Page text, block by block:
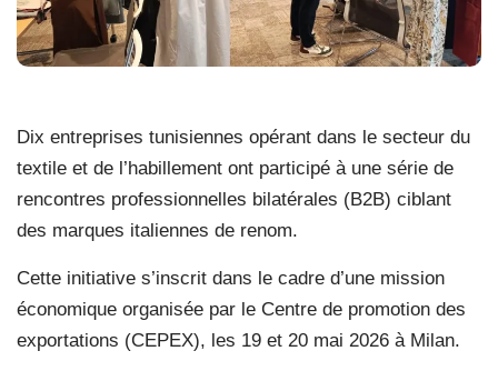
Dix entreprises tunisiennes opérant dans le secteur du
textile et de l’habillement ont participé à une série de
rencontres professionnelles bilatérales (B2B) ciblant
des marques italiennes de renom.
Cette initiative s’inscrit dans le cadre d’une mission
économique organisée par le Centre de promotion des
exportations (CEPEX), les 19 et 20 mai 2026 à Milan.